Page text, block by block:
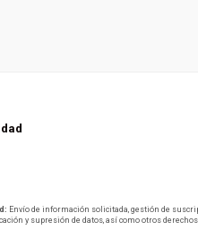
Envío de información solicitada, gestión de
y supresión de datos, así como otros